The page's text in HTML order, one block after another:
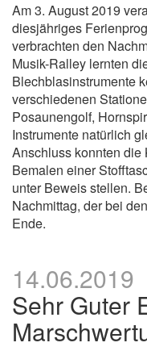
Am 3. August 2019
diesjähriges
verbrachten den
Musik-Ralley lernten
Blechblasinstrumente
verschiedenen
Posaunengolf,
Instrumente natürlich
Anschluss konnten die
Bemalen einer
unter Beweis stellen.
Nachmittag, der bei
Ende.
14.06.2019
Sehr Guter